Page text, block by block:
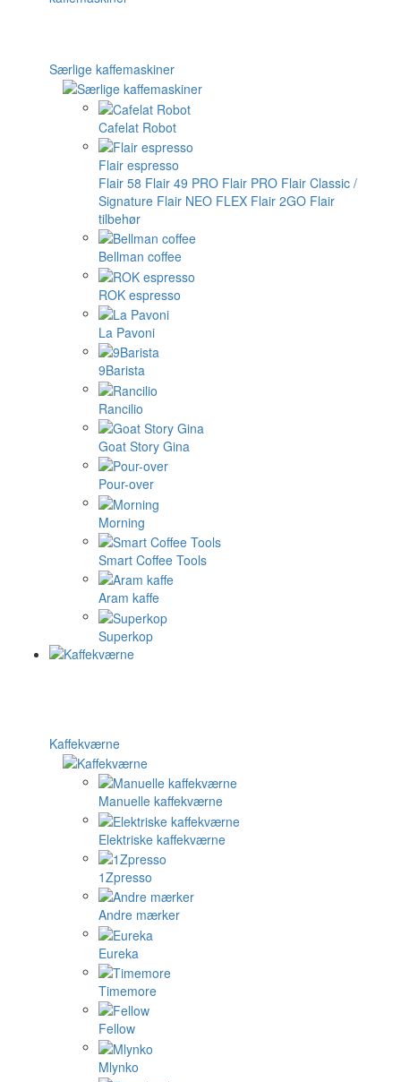
Særlige kaffemaskiner
Cafelat Robot
Flair espresso
Flair 58 Flair 49 PRO Flair PRO Flair Classic /
Signature Flair NEO FLEX Flair 2GO Flair
tilbehør
Bellman coffee
ROK espresso
La Pavoni
9Barista
Rancilio
Goat Story Gina
Pour-over
Morning
Smart Coffee Tools
Aram kaffe
Superkop
Kaffekværne
Manuelle kaffekværne
Elektriske kaffekværne
1Zpresso
Andre mærker
Eureka
Timemore
Fellow
Mlynko